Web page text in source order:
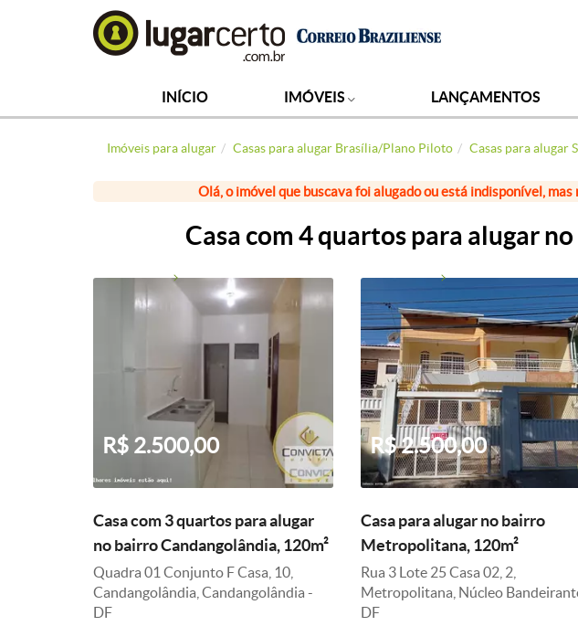
INÍCIO IMÓVEIS LANÇAMENTOS
Imóveis para alugar Casas para alugar Brasília/Plano Piloto Casas para alugar
Olá, o imóvel que buscava foi alugado ou está indisponível,
Casa com 4 quartos para alugar
R$ 2.500,00
Casa com 3 quartos para alugar
no bairro Candangolândia, 120m²
Quadra 01 Conjunto F Casa, 10,
Candangolândia, Candangolândia -
DF
R$ 2.500,00
Casa para alugar no bairro
Metropolitana, 120m²
Rua 3 Lote 25 Casa 02, 2,
Metropolitana, Núcleo
DF